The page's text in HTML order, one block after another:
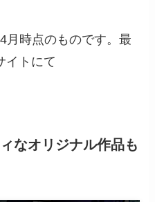
月時点のものです。最
イトにて
なオリジナル作品も